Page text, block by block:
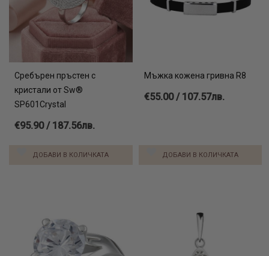
Сребърен пръстен с
кристали от Sw®
SP601Crystal
€95.90 / 187.56лв.
ДОБАВИ В КОЛИЧКАТА
Мъжка кожена гривна R8
€55.00 / 107.57лв.
ДОБАВИ В КОЛИЧКАТА